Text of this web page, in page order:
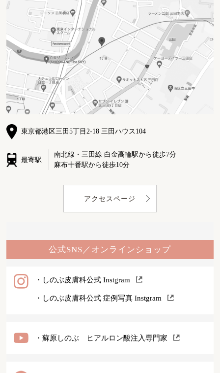
東京都港区三田5丁目2-18 三田ハウス104
最寄駅
南北線・三田線 白金高輪駅から徒歩7分
麻布十番駅から徒歩10分
アクセスページ
公式SNS／オンラインショップ
・しのぶ皮膚科公式 Instgram
・しのぶ皮膚科公式 症例写真 Instgram
・蘇原しのぶ ヒアルロン酸注入専門家